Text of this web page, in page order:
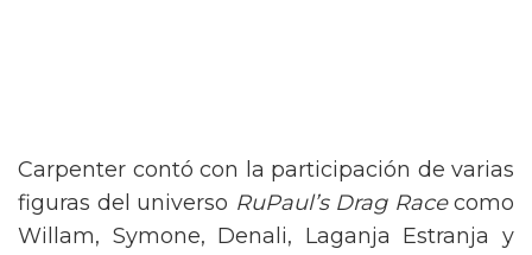
Carpenter contó con la participación de varias
figuras del universo RuPaul’s Drag Racecomo
Willam, Symone, Denali, Laganja Estranja y